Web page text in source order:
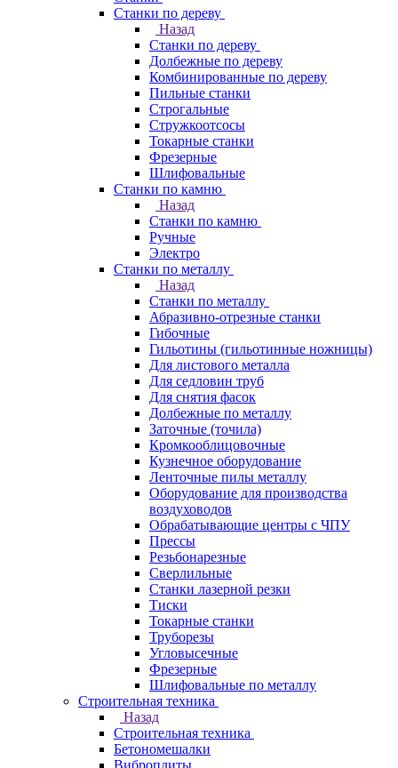
Станки по дереву
Назад
Станки по дереву
Долбежные по дереву
Комбинированные по дереву
Пильные станки
Строгальные
Стружкоотсосы
Токарные станки
Фрезерные
Шлифовальные
Станки по камню
Назад
Станки по камню
Ручные
Электро
Станки по металлу
Назад
Станки по металлу
Абразивно-отрезные станки
Гибочные
Гильотины (гильотинные ножницы)
Для листового металла
Для седловин труб
Для снятия фасок
Долбежные по металлу
Заточные (точила)
Кромкооблицовочные
Кузнечное оборудование
Ленточные пилы металлу
Оборудование для производства
воздуховодов
Обрабатывающие центры с ЧПУ
Прессы
Резьбонарезные
Сверлильные
Станки лазерной резки
Тиски
Токарные станки
Труборезы
Угловысечные
Фрезерные
Шлифовальные по металлу
Строительная техника
Назад
Строительная техника
Бетономешалки
Виброплиты